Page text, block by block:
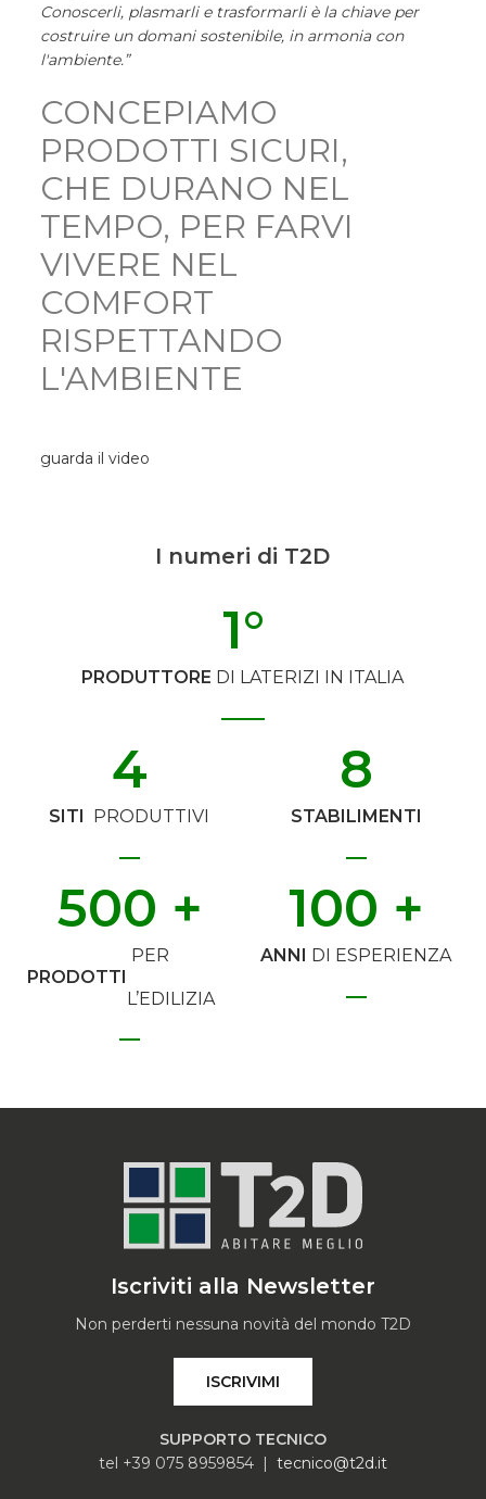
Conoscerli, plasmarli e trasformarli è la chiave per
costruire un domani sostenibile, in armonia con
l'ambiente.”
CONCEPIAMO
PRODOTTI SICURI,
CHE DURANO NEL
TEMPO, PER FARVI
VIVERE NEL
COMFORT
RISPETTANDO
L'AMBIENTE
guarda il video
I numeri di T2D
PRODUTTORE DI LATERIZI IN ITALIA
1°
SITI PRODUTTIVI
4
STABILIMENTI
8
PRODOTTI
PER
L’EDILIZIA
500 +
ANNI DI ESPERIENZA
100 +
Iscriviti alla Newsletter
Non perderti nessuna novità del mondo T2D
ISCRIVIMI
SUPPORTO TECNICO
tel +39 075 8959854 | tecnico@t2d.it